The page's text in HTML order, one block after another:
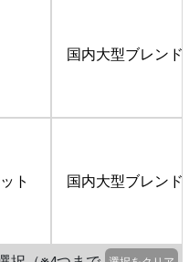
国内大型ブレンド
ト 国内大型ブレンド